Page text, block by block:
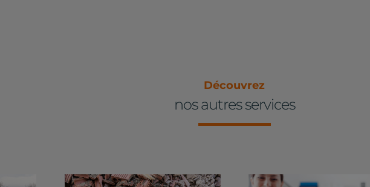
Découvrez
nos autres services